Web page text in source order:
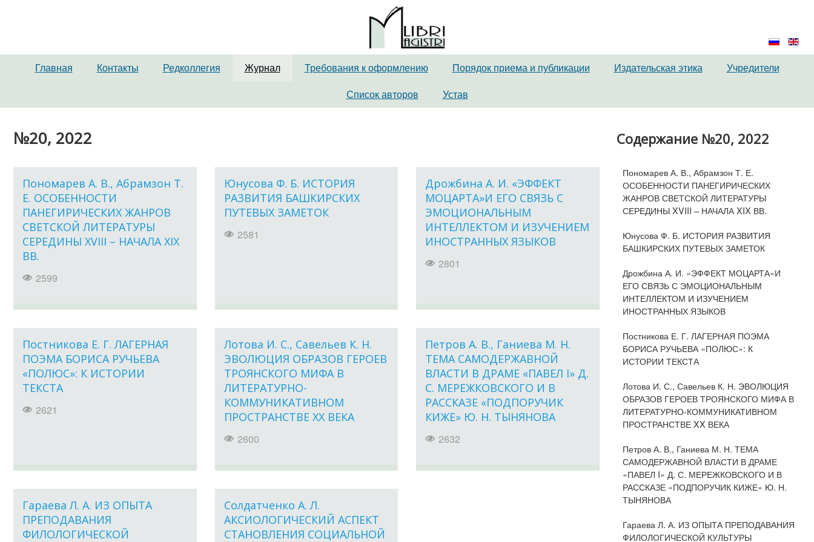
Главная Контакты Редколлегия Журнал Требования к оформлению Порядок приема и публикации Издательская этика
Учредители
Список авторов
Устав
№20, 2022
Пономарев А. В., Абрамзон Т.
Е. ОСОБЕННОСТИ
ПАНЕГИРИЧЕСКИХ ЖАНРОВ
СВЕТСКОЙ ЛИТЕРАТУРЫ
СЕРЕДИНЫ XVIII – НАЧАЛА XIX
ВВ.
2599
Юнусова Ф. Б. ИСТОРИЯ
РАЗВИТИЯ БАШКИРСКИХ
ПУТЕВЫХ ЗАМЕТОК
2581
Дрожбина А. И. «ЭФФЕКТ
МОЦАРТА»И ЕГО СВЯЗЬ С
ЭМОЦИОНАЛЬНЫМ
ИНТЕЛЛЕКТОМ И ИЗУЧЕНИЕМ
ИНОСТРАННЫХ ЯЗЫКОВ
2801
Постникова Е. Г. ЛАГЕРНАЯ
ПОЭМА БОРИСА РУЧЬЕВА
«ПОЛЮС»: К ИСТОРИИ
ТЕКСТА
2621
Лотова И. С., Савельев К. Н.
ЭВОЛЮЦИЯ ОБРАЗОВ ГЕРОЕВ
ТРОЯНСКОГО МИФА В
ЛИТЕРАТУРНО-
КОММУНИКАТИВНОМ
ПРОСТРАНСТВЕ XX ВЕКА
2600
Петров А. В., Ганиева М. Н.
ТЕМА САМОДЕРЖАВНОЙ
ВЛАСТИ В ДРАМЕ «ПАВЕЛ I» Д.
С. МЕРЕЖКОВСКОГО И В
РАССКАЗЕ «ПОДПОРУЧИК
КИЖЕ» Ю. Н. ТЫНЯНОВА
2632
Гараева Л. А. ИЗ ОПЫТА
ПРЕПОДАВАНИЯ
ФИЛОЛОГИЧЕСКОЙ
Солдатченко А. Л.
АКСИОЛОГИЧЕСКИЙ АСПЕКТ
СТАНОВЛЕНИЯ СОЦИАЛЬНОЙ
Содержание №20, 2022
Пономарев А. В., Абрамзон Т. Е.
ОСОБЕННОСТИ ПАНЕГИРИЧЕСКИХ
ЖАНРОВ СВЕТСКОЙ ЛИТЕРАТУРЫ
СЕРЕДИНЫ XVIII – НАЧАЛА XIX ВВ.
Юнусова Ф. Б. ИСТОРИЯ РАЗВИТИЯ
БАШКИРСКИХ ПУТЕВЫХ ЗАМЕТОК
Дрожбина А. И. «ЭФФЕКТ МОЦАРТА»И
ЕГО СВЯЗЬ С ЭМОЦИОНАЛЬНЫМ
ИНТЕЛЛЕКТОМ И ИЗУЧЕНИЕМ
ИНОСТРАННЫХ ЯЗЫКОВ
Постникова Е. Г. ЛАГЕРНАЯ ПОЭМА
БОРИСА РУЧЬЕВА «ПОЛЮС»: К
ИСТОРИИ ТЕКСТА
Лотова И. С., Савельев К. Н. ЭВОЛЮЦИЯ
ОБРАЗОВ ГЕРОЕВ ТРОЯНСКОГО МИФА В
ЛИТЕРАТУРНО-КОММУНИКАТИВНОМ
ПРОСТРАНСТВЕ XX ВЕКА
Петров А. В., Ганиева М. Н. ТЕМА
САМОДЕРЖАВНОЙ ВЛАСТИ В ДРАМЕ
«ПАВЕЛ I» Д. С. МЕРЕЖКОВСКОГО И В
РАССКАЗЕ «ПОДПОРУЧИК КИЖЕ» Ю. Н.
ТЫНЯНОВА
Гараева Л. А. ИЗ ОПЫТА ПРЕПОДАВАНИЯ
ФИЛОЛОГИЧЕСКОЙ КУЛЬТУРЫ